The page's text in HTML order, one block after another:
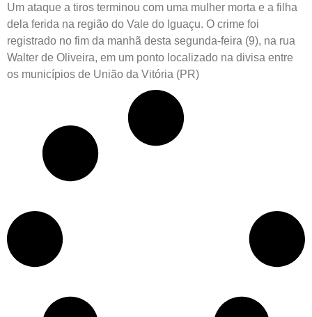
Um ataque a tiros terminou com uma mulher morta e a filha
dela ferida na região do Vale do Iguaçu. O crime foi
registrado no fim da manhã desta segunda-feira (9), na rua
Walter de Oliveira, em um ponto localizado na divisa entre
os municípios de União da Vitória (PR)